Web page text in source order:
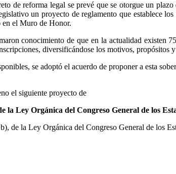
de reforma legal se prevé que se otorgue un
un proyecto de reglamento que establece
en el Muro de Honor.
conocimiento de que en la actualidad existen
diversificándose los motivos, propósitos
se adoptó el acuerdo de proponer a esta
el siguiente proyecto de
la Ley Orgánica del Congreso General de los
de la Ley Orgánica del Congreso General de los